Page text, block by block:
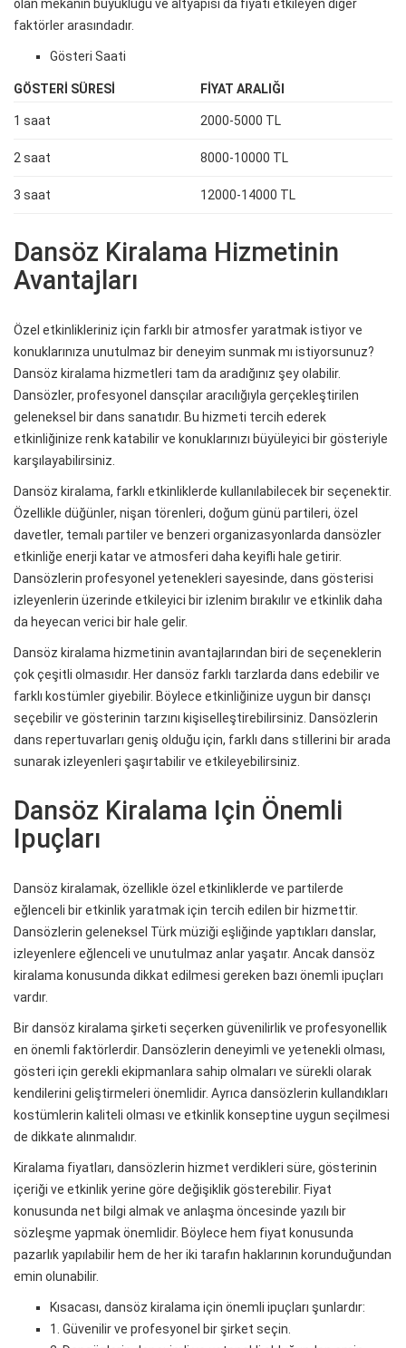
olan mekanın büyüklüğü ve altyapısı da fiyatı etkileyen diğer
faktörler arasındadır.
Gösteri Saati
GÖSTERI SÜRESI FIYAT ARALIĞI
1 saat 2000-5000 TL
2 saat 8000-10000 TL
3 saat 12000-14000 TL
Dansöz Kiralama Hizmetinin
Avantajları
Özel etkinlikleriniz için farklı bir atmosfer yaratmak istiyor ve
konuklarınıza unutulmaz bir deneyim sunmak mı istiyorsunuz?
Dansöz kiralama hizmetleri tam da aradığınız şey olabilir.
Dansözler, profesyonel dansçılar aracılığıyla gerçekleştirilen
geleneksel bir dans sanatıdır. Bu hizmeti tercih ederek
etkinliğinize renk katabilir ve konuklarınızı büyüleyici bir gösteriyle
karşılayabilirsiniz.
Dansöz kiralama, farklı etkinliklerde kullanılabilecek bir seçenektir.
Özellikle düğünler, nişan törenleri, doğum günü partileri, özel
davetler, temalı partiler ve benzeri organizasyonlarda dansözler
etkinliğe enerji katar ve atmosferi daha keyifli hale getirir.
Dansözlerin profesyonel yetenekleri sayesinde, dans gösterisi
izleyenlerin üzerinde etkileyici bir izlenim bırakılır ve etkinlik daha
da heyecan verici bir hale gelir.
Dansöz kiralama hizmetinin avantajlarından biri de seçeneklerin
çok çeşitli olmasıdır. Her dansöz farklı tarzlarda dans edebilir ve
farklı kostümler giyebilir. Böylece etkinliğinize uygun bir dansçı
seçebilir ve gösterinin tarzını kişiselleştirebilirsiniz. Dansözlerin
dans repertuvarları geniş olduğu için, farklı dans stillerini bir arada
sunarak izleyenleri şaşırtabilir ve etkileyebilirsiniz.
Dansöz Kiralama Için Önemli
Ipuçları
Dansöz kiralamak, özellikle özel etkinliklerde ve partilerde
eğlenceli bir etkinlik yaratmak için tercih edilen bir hizmettir.
Dansözlerin geleneksel Türk müziği eşliğinde yaptıkları danslar,
izleyenlere eğlenceli ve unutulmaz anlar yaşatır. Ancak dansöz
kiralama konusunda dikkat edilmesi gereken bazı önemli ipuçları
vardır.
Bir dansöz kiralama şirketi seçerken güvenilirlik ve profesyonellik
en önemli faktörlerdir. Dansözlerin deneyimli ve yetenekli olması,
gösteri için gerekli ekipmanlara sahip olmaları ve sürekli olarak
kendilerini geliştirmeleri önemlidir. Ayrıca dansözlerin kullandıkları
kostümlerin kaliteli olması ve etkinlik konseptine uygun seçilmesi
de dikkate alınmalıdır.
Kiralama fiyatları, dansözlerin hizmet verdikleri süre, gösterinin
içeriği ve etkinlik yerine göre değişiklik gösterebilir. Fiyat
konusunda net bilgi almak ve anlaşma öncesinde yazılı bir
sözleşme yapmak önemlidir. Böylece hem fiyat konusunda
pazarlık yapılabilir hem de her iki tarafın haklarının korunduğundan
emin olunabilir.
Kısacası, dansöz kiralama için önemli ipuçları şunlardır:
1. Güvenilir ve profesyonel bir şirket seçin.